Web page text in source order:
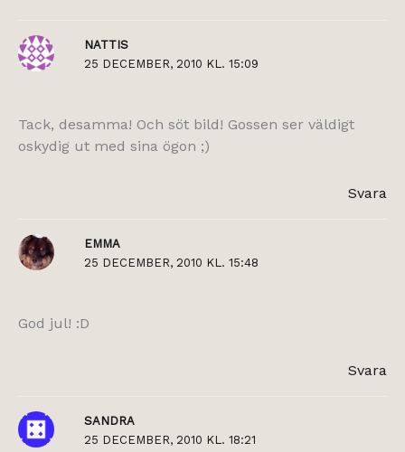
NATTIS
25 DECEMBER, 2010 KL. 15:09
Tack, desamma! Och söt bild! Gossen ser väldigt
oskydig ut med sina ögon ;)
Svara
EMMA
25 DECEMBER, 2010 KL. 15:48
God jul! :D
Svara
SANDRA
25 DECEMBER, 2010 KL. 18:21